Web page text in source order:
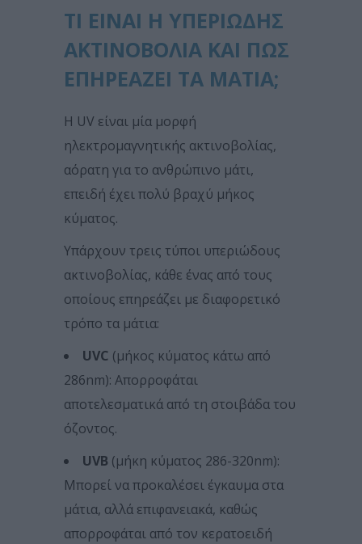
ΤΙ ΕΊΝΑΙ Η ΥΠΕΡΙΏΔΗΣ
ΑΚΤΙΝΟΒΟΛΊΑ ΚΑΙ ΠΏΣ
ΕΠΗΡΕΆΖΕΙ ΤΑ ΜΆΤΙΑ;
Η UV είναι μία μορφή
ηλεκτρομαγνητικής ακτινοβολίας,
αόρατη για το ανθρώπινο μάτι,
επειδή έχει πολύ βραχύ μήκος
κύματος.
Υπάρχουν τρεις τύποι υπεριώδους
ακτινοβολίας, κάθε ένας από τους
οποίους επηρεάζει με διαφορετικό
τρόπο τα μάτια:
UVC (μήκος κύματος κάτω από
286nm): Απορροφάται
αποτελεσματικά από τη στοιβάδα του
όζοντος.
UVB (μήκη κύματος 286-320nm):
Μπορεί να προκαλέσει έγκαυμα στα
μάτια, αλλά επιφανειακά, καθώς
απορροφάται από τον κερατοειδή